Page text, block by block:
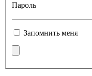
Пароль
Запомнить меня